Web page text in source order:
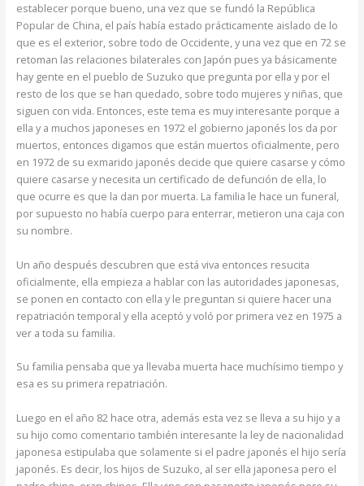
establecer porque bueno, una vez que se fundó la República
Popular de China, el país había estado prácticamente aislado de lo
que es el exterior, sobre todo de Occidente, y una vez que en 72 se
retoman las relaciones bilaterales con Japón pues ya básicamente
hay gente en el pueblo de Suzuko que pregunta por ella y por el
resto de los que se han quedado, sobre todo mujeres y niñas, que
siguen con vida. Entonces, este tema es muy interesante porque a
ella y a muchos japoneses en 1972 el gobierno japonés los da por
muertos, entonces digamos que están muertos oficialmente, pero
en 1972 de su exmarido japonés decide que quiere casarse y cómo
quiere casarse y necesita un certificado de defunción de ella, lo
que ocurre es que la dan por muerta. La familia le hace un funeral,
por supuesto no había cuerpo para enterrar, metieron una caja con
su nombre.
Un año después descubren que está viva entonces resucita
oficialmente, ella empieza a hablar con las autoridades japonesas,
se ponen en contacto con ella y le preguntan si quiere hacer una
repatriación temporal y ella aceptó y voló por primera vez en 1975 a
ver a toda su familia.
Su familia pensaba que ya llevaba muerta hace muchísimo tiempo y
esa es su primera repatriación.
Luego en el año 82 hace otra, además esta vez se lleva a su hijo y a
su hijo como comentario también interesante la ley de nacionalidad
japonesa estipulaba que solamente si el padre japonés el hijo sería
japonés. Es decir, los hijos de Suzuko, al ser ella japonesa pero el